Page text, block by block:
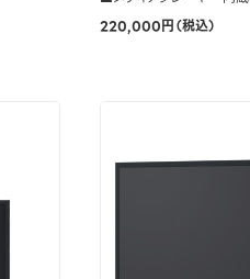
220,000円（税込）